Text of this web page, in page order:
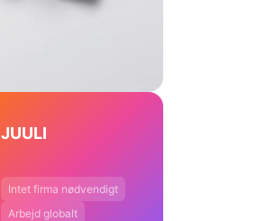
JUULI
Intet firma nødvendigt
Arbejd globalt